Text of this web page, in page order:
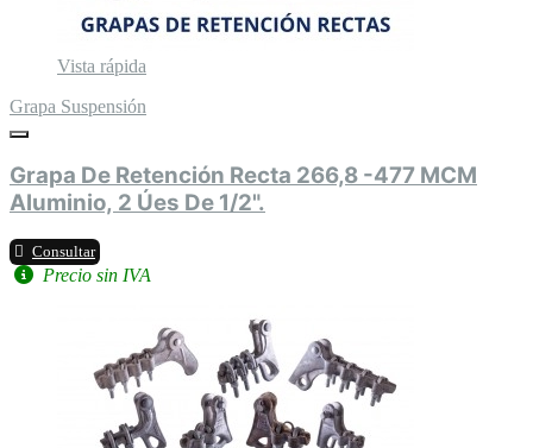
Vista rápida
Grapa Suspensión
Grapa De Retención Recta 266,8 -477 MCM
Aluminio, 2 Úes De 1/2".
Consultar
Precio sin IVA